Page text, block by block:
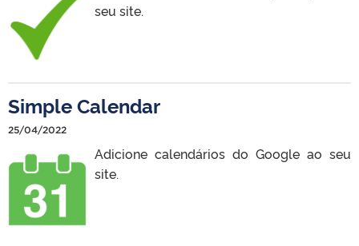
seu site.
Simple Calendar
25/04/2022
Adicione calendários do Google ao seu
site.